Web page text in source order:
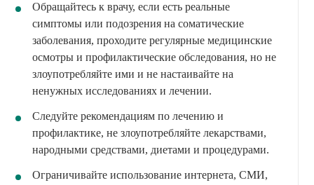
Обращайтесь к врачу, если есть реальные
симптомы или подозрения на соматические
заболевания, проходите регулярные медицинские
осмотры и профилактические обследования, но не
злоупотребляйте ими и не настаивайте на
ненужных исследованиях и лечении.
Следуйте рекомендациям по лечению и
профилактике, не злоупотребляйте лекарствами,
народными средствами, диетами и процедурами.
Ограничивайте использование интернета, СМИ,